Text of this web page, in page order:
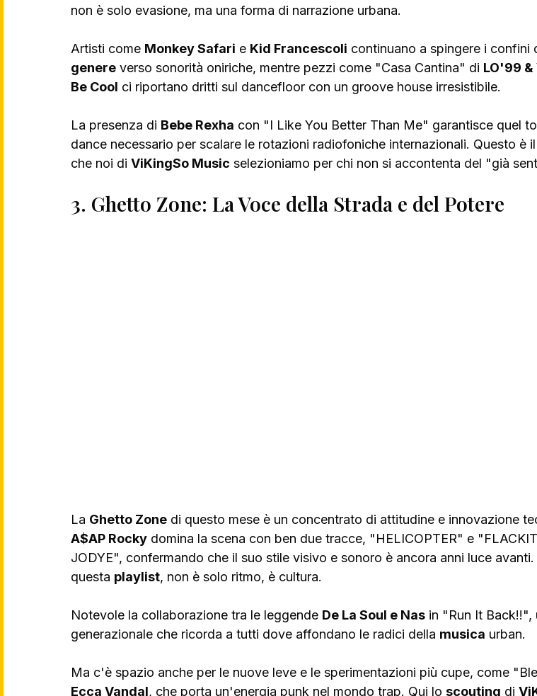
non è solo evasione, ma una forma di narrazione urbana.
Artisti come Monkey Safari e Kid Francescoli continuano a spingere i confini
genere verso sonorità oniriche, mentre pezzi come "Casa Cantina" di LO'99 &
Be Cool ci riportano dritti sul dancefloor con un groove house irresistibile.
La presenza di Bebe Rexha con "I Like You Better Than Me" garantisce quel
dance necessario per scalare le rotazioni radiofoniche internazionali. Questo è
che noi di ViKingSo Music selezioniamo per chi non si accontenta del "già
3. Ghetto Zone: La Voce della Strada e del Potere
La Ghetto Zone di questo mese è un concentrato di attitudine e innovazione
A$AP Rocky domina la scena con ben due tracce, "HELICOPTER" e
JODYE", confermando che il suo stile visivo e sonoro è ancora anni luce avanti.
questa playlist, non è solo ritmo, è cultura.
Notevole la collaborazione tra le leggende De La Soul e Nas in "Run It Back!!",
generazionale che ricorda a tutti dove affondano le radici della musica urban.
Ma c'è spazio anche per le nuove leve e le sperimentazioni più cupe, come
Ecca Vandal, che porta un'energia punk nel mondo trap. Qui lo scouting di